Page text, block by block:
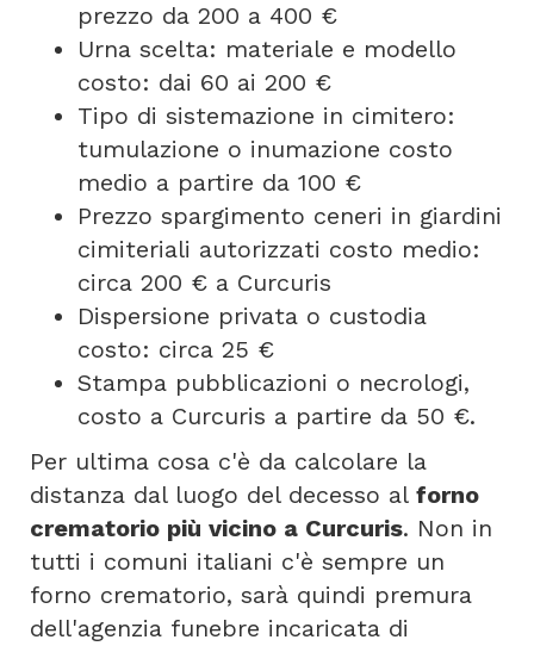
prezzo da 200 a 400 €
Urna scelta: materiale e modello
costo: dai 60 ai 200 €
Tipo di sistemazione in cimitero:
tumulazione o inumazione costo
medio a partire da 100 €
Prezzo spargimento ceneri in giardini
cimiteriali autorizzati costo medio:
circa 200 € a Curcuris
Dispersione privata o custodia
costo: circa 25 €
Stampa pubblicazioni o necrologi,
costo a Curcuris a partire da 50 €.
Per ultima cosa c'è da calcolare la
distanza dal luogo del decesso al forno
crematorio più vicino a Curcuris. Non in
tutti i comuni italiani c'è sempre un
forno crematorio, sarà quindi premura
dell'agenzia funebre incaricata di